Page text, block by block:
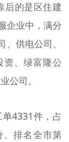
后的是区住建
企业中，满分
供电公司、
资、绿富隆公
公司。
单4331件，占
、排名全市第